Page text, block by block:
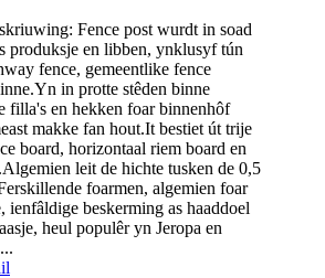
Fence post wurdt in soad
produksje en libben, ynklusyf tún
fence, gemeentlike fence
in protte stêden binne
filla's en hekken foar binnenhôf
makke fan hout.It bestiet út trije
board, horizontaal riem board en
leit de hichte tusken de 0,5
foarmen, algemien foar
ienfâldige beskerming as haaddoel
heul populêr yn Jeropa en